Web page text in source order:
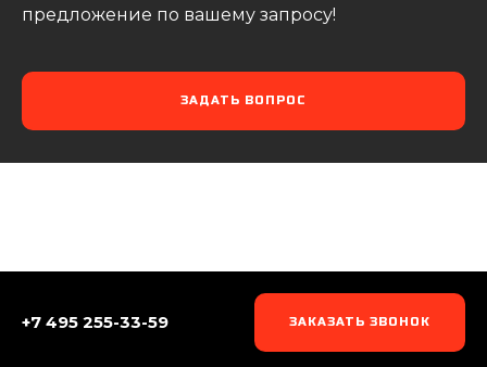
предложение по вашему запросу!
ЗАДАТЬ ВОПРОС
+7 495 255-33-59 ЗАКАЗАТЬ ЗВОНОК